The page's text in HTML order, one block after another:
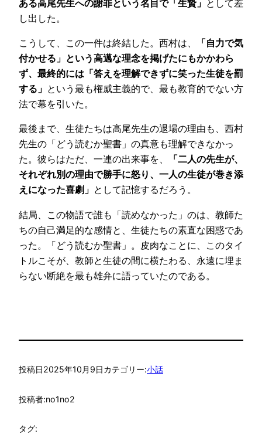
ある高尾先生への謝罪という名目で「生贄」 として差
し出した。
こうして、この一件は終結した。西村は、
「自力で気
付かせる」という高邁な理念を掲げたにもかかわら
ず、最終的には「答えを理解できずに笑った生徒を罰
する」 という最も権威主義的で、最も教育的でない方
法で幕を引いた。
最後まで、生徒たちは高尾先生の退場の理由も、西村
先生の「どう読むか聖書」の真意も理解できなかっ
た。彼らはただ、一連の出来事を、
「二人の先生が、
それぞれ別の理由で勝手に怒り、一人の生徒が巻き添
えになった喜劇」 として記憶するだろう。
結局、この物語で誰も「読めなかった」のは、教師た
ちの自己満足的な感情と、生徒たちの素直な困惑であ
った。「どう読むか聖書」。皮肉なことに、このタイ
トルこそが、教師と生徒の間に横たわる、永遠に埋ま
らない断絶を最も雄弁に語っていたのである。
投稿日2025年10月9日カテゴリー:小話
投稿者:no1no2
タグ: